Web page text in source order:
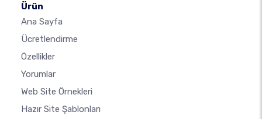
Ürün
Ana Sayfa
Ücretlendirme
Özellikler
Yorumlar
Web Site Örnekleri
Hazır Site Şablonları